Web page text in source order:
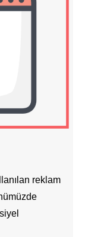
reklam